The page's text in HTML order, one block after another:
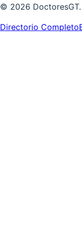
© 2026
Directorio Completo